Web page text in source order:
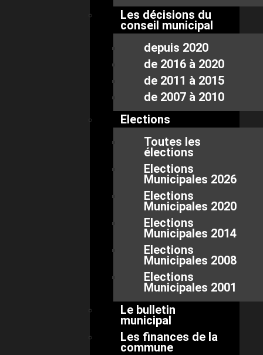
Les décisions du
conseil municipal
depuis 2020
de 2016 à 2020
de 2011 à 2015
de 2007 à 2010
Elections
Toutes les
élections
Elections
Municipales 2026
Elections
Municipales 2020
Elections
Municipales 2014
Elections
Municipales 2008
Elections
Municipales 2001
Le bulletin
municipal
Les finances de la
commune